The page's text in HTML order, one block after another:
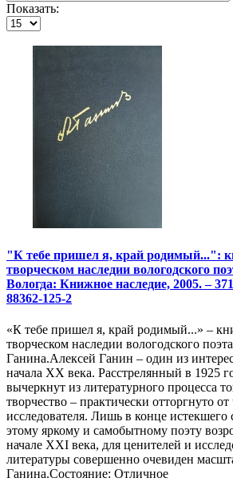
Показать:
"К тебе пришел я, край родимый...":
творческом наследии вологодского
Вологда: Книжное наследие, 2005. –
88362-125-2
«К тебе пришел я, край родимый...» –
творческом наследии вологодского
Ганина.Алексей Ганин – один из
начала XX века. Расстре­лянный в 1925
вычеркнут из литературно­го процесса
творчество – практически отторгнуто от
исследователя. Лишь в конце истекшего
этому яркому и самобытному поэту
начале XXI века, для ценителей и
литературы совершенно очевиден
Ганина.Состояние: Отличное